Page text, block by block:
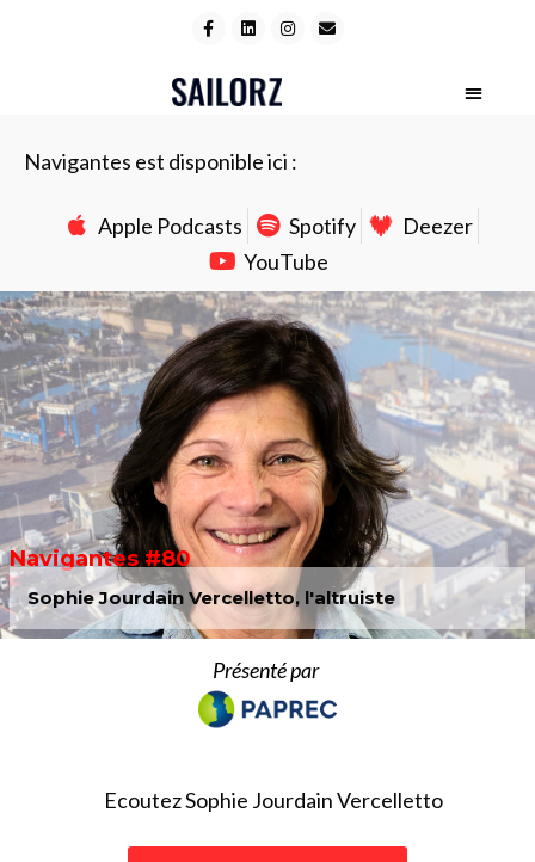
Navigantes est disponible ici :
Apple Podcasts Spotify
Deezer
YouTube
Navigantes #80
Sophie Jourdain Vercelletto, l'altruiste
Présenté par
Ecoutez Sophie Jourdain Vercelletto